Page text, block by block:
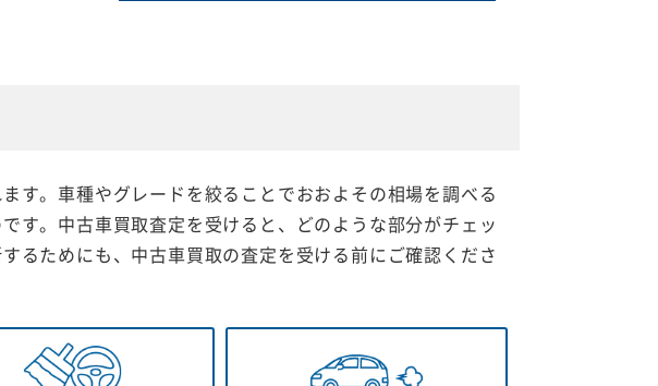
す。車種やグレードを絞ることでおおよその相場を調べる
す。中古車買取査定を受けると、どのような部分がチェッ
るためにも、中古車買取の査定を受ける前にご確認くださ